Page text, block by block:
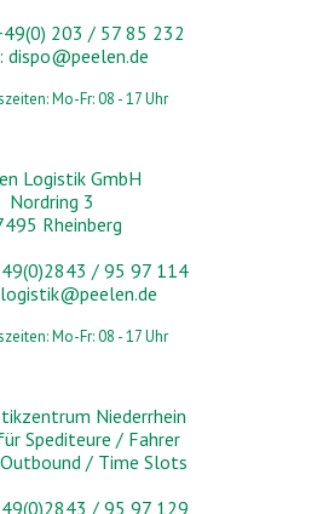
203 / 57 85 232
dispo@peelen.de
Mo-Fr: 08 - 17 Uhr
Logistik GmbH
Nordring 3
Rheinberg
/ 95 97 114
logistik@peelen.de
Mo-Fr: 08 - 17 Uhr
Niederrhein
Spediteure / Fahrer
/ Time Slots
/ 95 97 129